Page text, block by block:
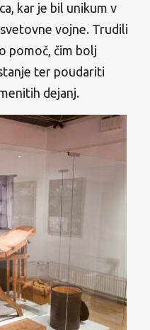
kar je bil unikum v
vojne. Trudili
pomoč, čim bolj
ter poudariti
dejanj.